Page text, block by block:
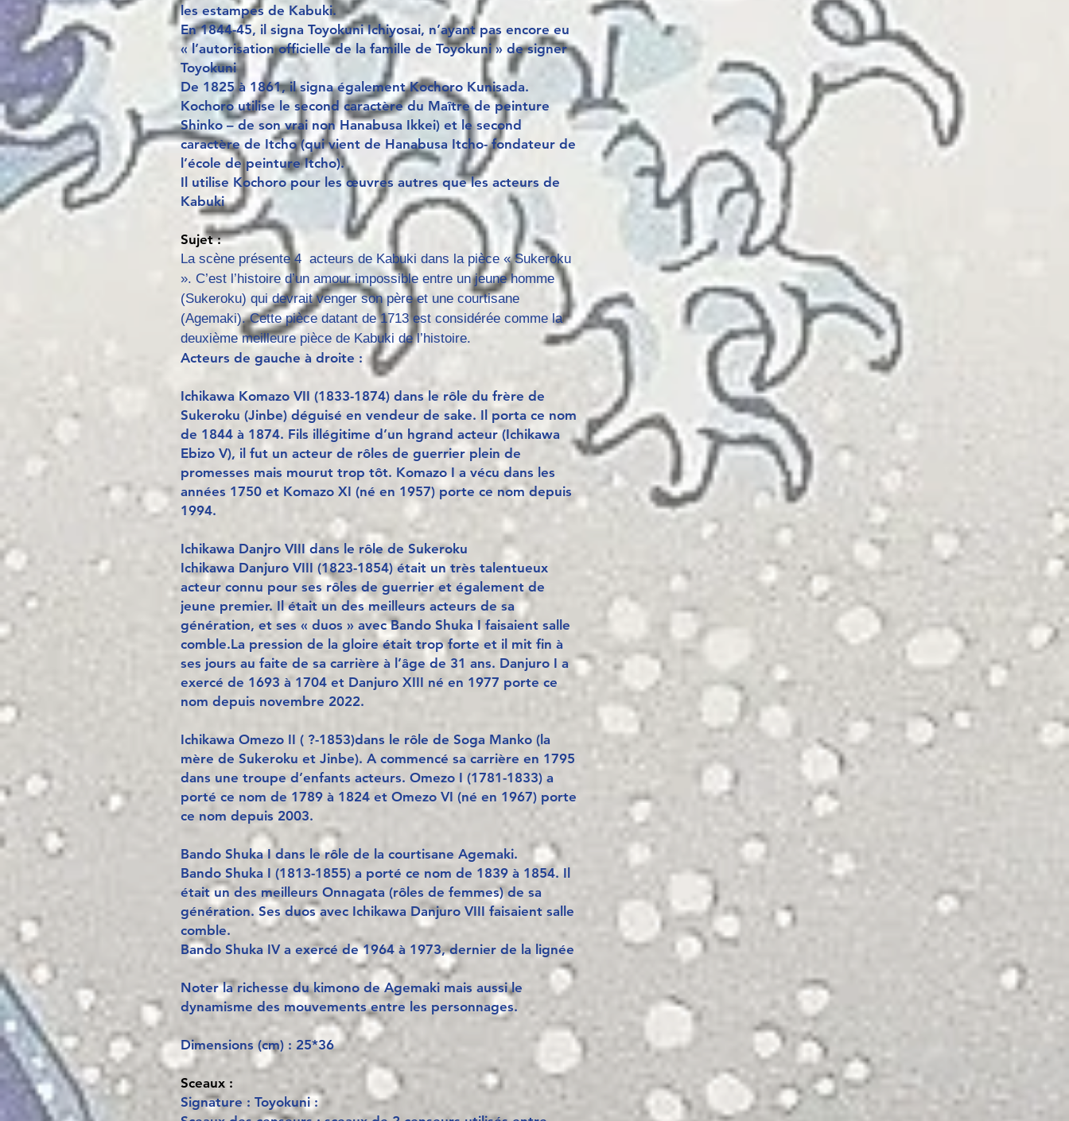
les estampes de Kabuki.
En 1844-45, il signa Toyokuni Ichiyosai, n’ayant pas encore eu
« l’autorisation officielle de la famille de Toyokuni » de signer
Toyokuni
De 1825 à 1861, il signa également Kochoro Kunisada.
Kochoro utilise le second caractère du Maître de peinture
Shinko – de son vrai non Hanabusa Ikkei) et le second
caractère de Itcho (qui vient de Hanabusa Itcho- fondateur de
l’école de peinture Itcho).
Il utilise Kochoro pour les œuvres autres que les acteurs de
Kabuki
Sujet :
La scène présente 4 acteurs de Kabuki dans la pièce « Sukeroku
». C’est l’histoire d’un amour impossible entre un jeune homme
(Sukeroku) qui devrait venger son père et une courtisane
(Agemaki). Cette pièce datant de 1713 est considérée comme la
deuxième meilleure pièce de Kabuki de l’histoire.
Acteurs de gauche à droite :
Ichikawa Komazo VII (1833-1874) dans le rôle du frère de
Sukeroku (Jinbe) déguisé en vendeur de sake. Il porta ce nom
de 1844 à 1874. Fils illégitime d’un hgrand acteur (Ichikawa
Ebizo V), il fut un acteur de rôles de guerrier plein de
promesses mais mourut trop tôt. Komazo I a vécu dans les
années 1750 et Komazo XI (né en 1957) porte ce nom depuis
1994.
Ichikawa Danjro VIII dans le rôle de Sukeroku
Ichikawa Danjuro VIII (1823-1854) était un très talentueux
acteur connu pour ses rôles de guerrier et également de
jeune premier. Il était un des meilleurs acteurs de sa
génération, et ses « duos » avec Bando Shuka I faisaient salle
comble.La pression de la gloire était trop forte et il mit fin à
ses jours au faite de sa carrière à l’âge de 31 ans. Danjuro I a
exercé de 1693 à 1704 et Danjuro XIII né en 1977 porte ce
nom depuis novembre 2022.
Ichikawa Omezo II ( ?-1853)dans le rôle de Soga Manko (la
mère de Sukeroku et Jinbe). A commencé sa carrière en 1795
dans une troupe d’enfants acteurs. Omezo I (1781-1833) a
porté ce nom de 1789 à 1824 et Omezo VI (né en 1967) porte
ce nom depuis 2003.
Bando Shuka I dans le rôle de la courtisane Agemaki.
Bando Shuka I (1813-1855) a porté ce nom de 1839 à 1854. Il
était un des meilleurs Onnagata (rôles de femmes) de sa
génération. Ses duos avec Ichikawa Danjuro VIII faisaient salle
comble.
Bando Shuka IV a exercé de 1964 à 1973, dernier de la lignée
Noter la richesse du kimono de Agemaki mais aussi le
dynamisme des mouvements entre les personnages.
Dimensions (cm) : 25*36
Sceaux :
Signature : Toyokuni :